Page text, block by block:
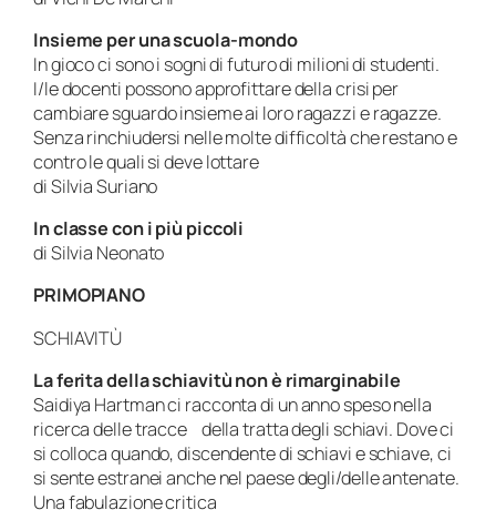
Insieme per una scuola-mondo
In gioco ci sono i sogni di futuro di milioni di studenti.
I/le docenti possono approfittare della crisi per
cambiare sguardo insieme ai loro ragazzi e ragazze.
Senza rinchiudersi nelle molte difficoltà che restano e
contro le quali si deve lottare
di Silvia Suriano
In classe con i più piccoli
di Silvia Neonato
PRIMOPIANO
SCHIAVITÙ
La ferita della schiavitù non è rimarginabile
Saidiya Hartman ci racconta di un anno speso nella
ricerca delle tracce della tratta degli schiavi. Dove ci
si colloca quando, discendente di schiavi e schiave, ci
si sente estranei anche nel paese degli/delle antenate.
Una fabulazione critica